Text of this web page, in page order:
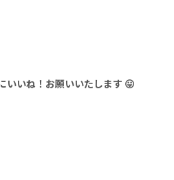
いいね！お願いいたします 😛